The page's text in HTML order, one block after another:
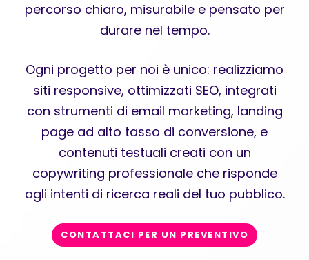
percorso chiaro, misurabile e pensato per
durare nel tempo.
Ogni progetto per noi è unico: realizziamo
siti responsive, ottimizzati SEO, integrati
con strumenti di email marketing, landing
page ad alto tasso di conversione, e
contenuti testuali creati con un
copywriting professionale che risponde
agli intenti di ricerca reali del tuo pubblico.
CONTATTACI PER UN PREVENTIVO